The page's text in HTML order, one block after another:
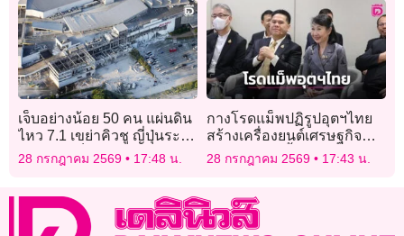
เจ็บอย่างน้อย 50 คน แผ่นดิน
ไหว 7.1 เขย่าคิวชู ญี่ปุ่นระวัง
อาฟเตอร์ช็อก
28 กรกฎาคม 2569 17:48 น.
กางโรดแม็พปฏิรูปอุตฯไทย
สร้างเครื่องยนต์เศรษฐกิจ
ใหม่ ดันไทยขึ้นแท่นฐานผลิต
เทคโนโลยีโลก
28 กรกฎาคม 2569 17:43 น.